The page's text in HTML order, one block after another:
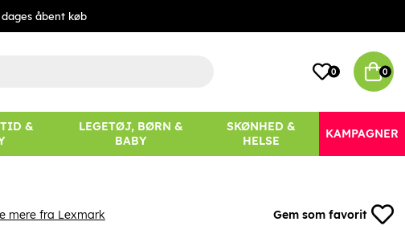
åbent køb
0 0
&
LEGETØJ, BØRN &
BABY
SKØNHED &
HELSE
KAMPAGNER
mere fra Lexmark Gem som favorit